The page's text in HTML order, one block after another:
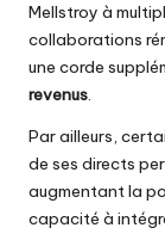
Mellstroy à
collaborations
une corde
revenus.
Par ailleurs,
de ses directs
augmentant la
capacité à